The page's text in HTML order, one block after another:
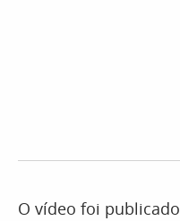
O vídeo foi